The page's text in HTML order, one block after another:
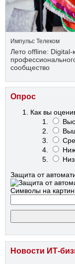
Импульс Телеком
Лето offline: Digital-
сообщество
Опрос
Как вы
Защита от
Символы на
Новости ИТ-